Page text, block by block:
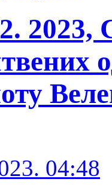
2023,
04:48